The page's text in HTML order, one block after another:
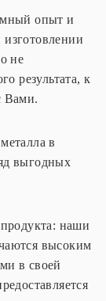
опыт и
не
результата, к
Вами.
в
выгодных
продукта: наши
высоким
в своей